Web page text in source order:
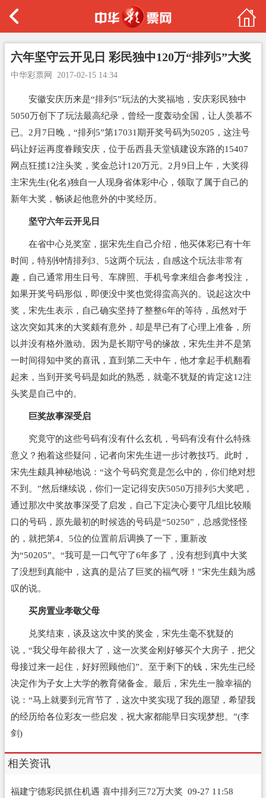
六年坚守云开见日 彩民独中120万“排列5”大奖
中华彩票网 2017-02-15 14:34
安徽安庆历来是“排列5”玩法的大奖福地，安庆彩民独中
5050万创下了玩法最高纪录，曾经一度轰动全国，让人羡慕不
已。2月7日晚，“排列5”第17031期开奖号码为50205，这注号
码让好运再度眷顾安庆，位于岳西县天堂镇建设东路的15407
网点狂揽12注头奖，奖金总计120万元。2月9日上午，大奖得
主宋先生(化名)独自一人现身省体彩中心，领取了属于自己的
新年大奖，畅谈起他意外的中奖经历。
坚守六年云开见日
在省中心兑奖室，据宋先生自己介绍，他买体彩已有十年
时间，特别钟情排列3、5这两个玩法，自感这个玩法非常有
趣，自己通常用生日号、车牌照、手机号拿来组合参考投注，
如果开奖号码形似，即便没中奖也觉得蛮高兴的。说起这次中
奖，宋先生表示，自己确实坚持了整整6年的等待，虽然对于
这次突如其来的大奖颇有意外，却是早已有了心理上准备，所
以并没有格外激动。因为是长期守号的缘故，宋先生并不是第
一时间得知中奖的喜讯，直到第二天中午，他才拿起手机翻看
起来，当到开奖号码是如此的熟悉，就毫不犹疑的肯定这12注
头奖是自己中的。
巨奖故事深受启
究竟守的这些号码有没有什么玄机，号码有没有什么特殊
意义？抱着这些疑问，记者向宋先生进一步讨教技巧。此时，
宋先生颇具神秘地说：“这个号码究竟是怎么中的，你们绝对想
不到。”然后继续说，你们一定记得安庆5050万排列5大奖吧，
通过那次中奖故事深受了启发，自己下定决心要守几组比较顺
口的号码，原先最初的时候选的号码是“50250”，总感觉怪怪
的，就把第4、5位的位置前后调换了一下，重新改
为“50205”。“我可是一口气守了6年多了，没有想到真中大奖
了没想到真能中，这真的是沾了巨奖的福气呀！”宋先生颇为感
叹的说。
买房置业孝敬父母
兑奖结束，谈及这次中奖的奖金，宋先生毫不犹疑的
说，“我父母年龄很大了，这一次奖金刚好够买个大房子，把父
母接过来一起住，好好照顾他们”。至于剩下的钱，宋先生已经
决定作为子女上大学的教育储备金。最后，宋先生一脸幸福的
说：“马上就要到元宵节了，这次中奖实现了我的愿望，希望我
的经历给各位彩友一些启发，祝大家都能早日实现梦想。”(李
剑)
相关资讯
福建宁德彩民抓住机遇 喜中排列三72万大奖 09-27 11:58